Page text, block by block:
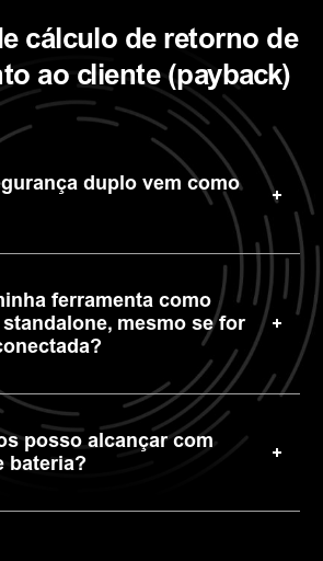
cálculo de retorno de
ao cliente (payback)
duplo vem como
ferramenta como
mesmo se for
posso alcançar com
bateria?